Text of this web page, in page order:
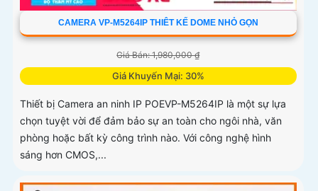
CAMERA VP-M5264IP THIÊT KẾ DOME NHỎ GỌN
Giá Bán: 1,980,000 ₫
Giá Khuyến Mại: 30%
Thiết bị Camera an ninh IP POEVP-M5264IP là một sự lựa
chọn tuyệt vời để đảm bảo sự an toàn cho ngôi nhà, văn
phòng hoặc bất kỳ công trình nào. Với công nghệ hình
sáng hơn CMOS,...